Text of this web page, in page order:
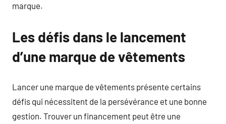
marque.
Les défis dans le lancement
d’une marque de vêtements
Lancer une marque de vêtements présente certains
défis qui nécessitent de la persévérance et une bonne
gestion. Trouver un financement peut être une